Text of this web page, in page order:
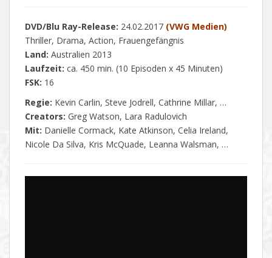
DVD/Blu Ray-Release: 24.02.2017 (VWG Medien)
Thriller, Drama, Action, Frauengefängnis
Land: Australien 2013
Laufzeit: ca. 450 min. (10 Episoden x 45 Minuten)
FSK: 16
Regie: Kevin Carlin, Steve Jodrell, Cathrine Millar, …
Creators: Greg Watson, Lara Radulovich
Mit: Danielle Cormack, Kate Atkinson, Celia Ireland,
Nicole Da Silva, Kris McQuade, Leanna Walsman, …